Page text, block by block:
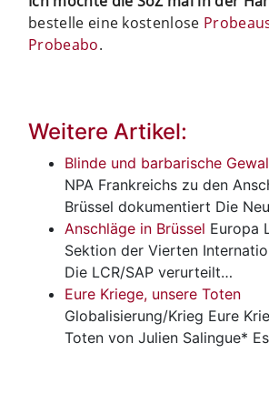
bestelle eine kostenlose
Probeabo.
Weitere Artikel:
Blinde und barbarische
NPA Frankreichs zu den
Brüssel dokumentiert Die
Anschläge in Brüssel Europa
Sektion der Vierten
Die LCR/SAP verurteilt…
Eure Kriege, unsere Toten
Globalisierung/Krieg Eure
Toten von Julien Salingue*